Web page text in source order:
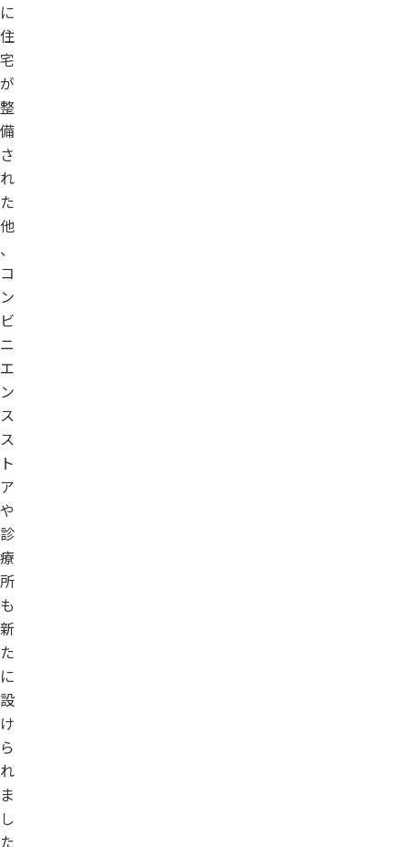
に
住
宅
が
整
備
さ
れ
た
他
、
コ
ン
ビ
ニ
エ
ン
ス
ス
ト
ア
や
診
療
所
も
新
た
に
設
け
ら
れ
ま
し
た